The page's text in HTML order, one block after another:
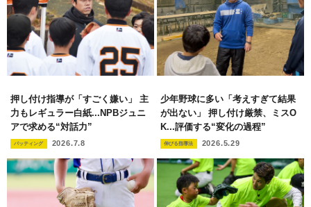
押し付け指導が「すごく嫌い」 主
力もレギュラー白紙...NPBジュニ
アで求める“対話力”
バッティング 2026.7.8
少年野球に多い「考えすぎて結果
が出ない」 押し付け厳禁、ミスO
K...評価する“変化の過程”
伸びる指導法 2026.5.29